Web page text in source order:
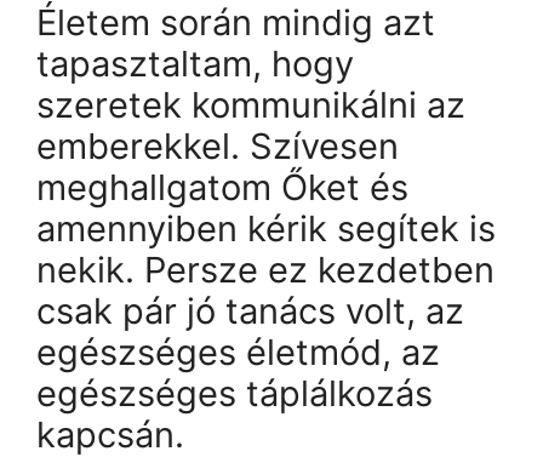
Életem során mindig azt
tapasztaltam, hogy
szeretek kommunikálni az
emberekkel. Szívesen
meghallgatom Őket és
amennyiben kérik segítek is
nekik. Persze ez kezdetben
csak pár jó tanács volt, az
egészséges életmód, az
egészséges táplálkozás
kapcsán.